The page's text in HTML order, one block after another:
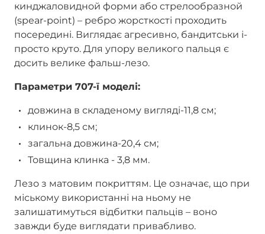
кинджаловидной форми або стрелообразной
(spear-point) – ребро жорсткості проходить
посередині. Виглядає агресивно, бандитськи і-
просто круто. Для упору великого пальця є
досить велике фальш-лезо.
Параметри 707-ї моделі:
довжина в складеному вигляді-11,8 см;
клинок-8,5 см;
загальна довжина-20,4 см;
Товщина клинка - 3,8 мм.
Лезо з матовим покриттям. Це означає, що при
міському використанні на ньому не
залишатимуться відбитки пальців – воно
завжди буде виглядати привабливо.